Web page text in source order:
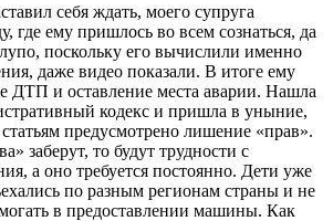
себя ждать, моего супруга
где ему пришлось во всем сознаться, да
поскольку его вычислили именно
даже видео показали. В итоге ему
ДТП и оставление места аварии. Нашла
кодекс и пришла в уныние,
предусмотрено лишение «прав».
заберут, то будут трудности с
а оно требуется постоянно. Дети уже
по разным регионам страны и не
в предоставлении машины. Как